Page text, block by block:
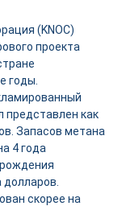
(KNOC)
проекта
годы.
как
Запасов метана
4 года
скорее на